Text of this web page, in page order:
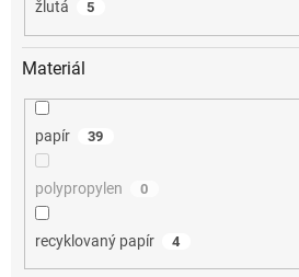
žlutá 5
Materiál
papír 39
polypropylen 0
recyklovaný papír 4